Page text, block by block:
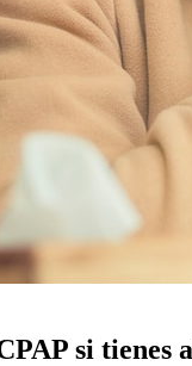
si tienes